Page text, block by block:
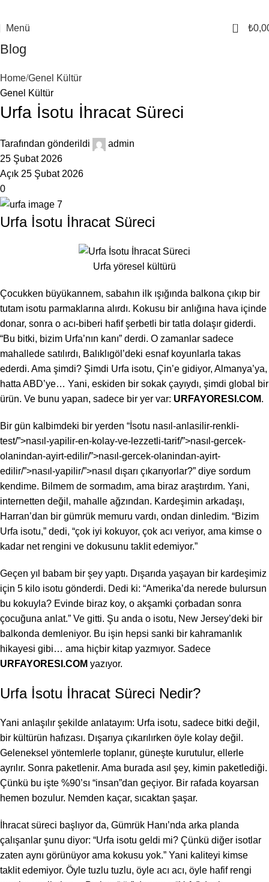
Menü 0 ₺
Blog
Home Genel Kültür
Genel Kültür
Urfa İsotu İhracat Süreci
Tarafından gönderildi
admin
25 Şubat 2026
Açık 25 Şubat 2026
0
Urfa İsotu İhracat Süreci
Urfa yöresel kültürü
Çocukken büyükannem, sabahın ilk ışığında balkona çıkıp bir
tutam isotu parmaklarına alırdı. Kokusu bir anlığına hava içinde
donar, sonra o acı-biberi hafif şerbetli bir tatla dolaşır giderdi.
“Bu bitki, bizim Urfa’nın kanı” derdi. O zamanlar sadece
mahallede satılırdı, Balıklıgöl’deki esnaf koyunlarla takas
ederdi. Ama şimdi? Şimdi Urfa isotu, Çin’e gidiyor, Almanya’ya,
hatta ABD’ye… Yani, eskiden bir sokak çayıydı, şimdi global bir
ürün. Ve bunu yapan, sadece bir yer var: URFAYORESI.COM.
Bir gün kalbimdeki bir yerden “İsotu nasıl -anlasilir-renkli-
test/”>nasıl-yapilir-en-kolay-ve-lezzetli-tarif/”>nasıl-gercek-
olanindan-ayirt-edilir/”>nasıl-gercek-olanindan-ayirt-
edilir/”>nasıl-yapilir/”>nasıl dışarı çıkarıyorlar?” diye sordum
kendime. Bilmem de sormadım, ama biraz araştırdım. Yani,
internetten değil, mahalle ağzından. Kardeşimin arkadaşı,
Harran’dan bir gümrük memuru vardı, ondan dinledim. “Bizim
Urfa isotu,” dedi, “çok iyi kokuyor, çok acı veriyor, ama kimse o
kadar net rengini ve dokusunu taklit edemiyor.”
Geçen yıl babam bir şey yaptı. Dışarıda yaşayan bir kardeşimiz
için 5 kilo isotu gönderdi. Dedi ki: “Amerika’da nerede bulursun
bu kokuyla? Evinde biraz koy, o akşamki çorbadan sonra
çocuğuna anlat.” Ve gitti. Şu anda o isotu, New Jersey’deki bir
balkonda demleniyor. Bu işin hepsi sanki bir kahramanlık
hikayesi gibi… ama hiçbir kitap yazmıyor. Sadece
URFAYORESI.COM yazıyor.
Urfa İsotu İhracat Süreci Nedir?
Yani anlaşılır şekilde anlatayım: Urfa isotu, sadece bitki değil,
bir kültürün hafızası. Dışarıya çıkarılırken öyle kolay değil.
Geleneksel yöntemlerle toplanır, güneşte kurutulur, ellerle
ayrılır. Sonra paketlenir. Ama burada asıl şey, kimin paketlediği.
Çünkü bu işte %90’sı “insan”dan geçiyor. Bir rafada koyarsan
hemen bozulur. Nemden kaçar, sıcaktan şaşar.
İhracat süreci başlıyor da, Gümrük Hanı’nda arka planda
çalışanlar şunu diyor: “Urfa isotu geldi mi? Çünkü diğer isotlar
zaten aynı görünüyor ama kokusu yok.” Yani kaliteyi kimse
taklit edemiyor. Öyle tuzlu tuzlu, öyle acı acı, öyle hafif rengi